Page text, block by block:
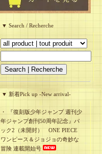
▼ Search / Recherche
▼ 新着Pick up -New arrival-
・
『復刻版少年ジャンプ 週刊少
年ジャンプ創刊50周年記念』パ
ック2（未開封） ONE PIECE
ワンピース＆ジョジョの奇妙な
冒険 連載開始号